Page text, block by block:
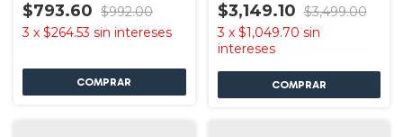
$793.60 $992.00
3 x $264.53 sin intereses
$3,149.10 $3,499.00
3 x $1,049.70 sin
intereses